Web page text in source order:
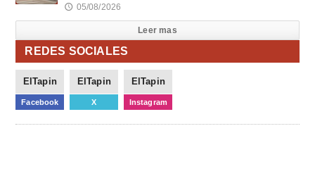
🕔 05/08/2026
Leer mas
REDES SOCIALES
ElTapin
Facebook
ElTapin
X
ElTapin
Instagram